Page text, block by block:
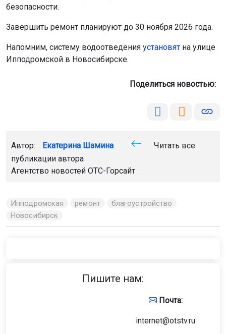
безопасности.
Завершить ремонт планируют до 30 ноября 2026 года.
Напомним, систему водоотведения установят на улице
Ипподромской в Новосибирске.
Поделиться новостью:
Автор: Екатерина Шамина
Читать все
публикации автора
Агентство новостей ОТС-Горсайт
Ипподромская ремонт
благоустройство
Новосибирск
Пишите нам:
Почта:
internet@otstv.ru